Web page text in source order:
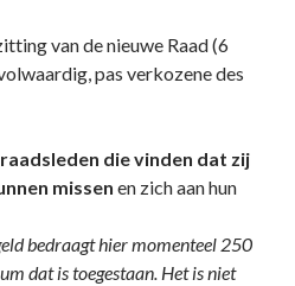
van de nieuwe Raad (6
pas verkozene des
die vinden dat zij
missen en zich aan hun
bedraagt hier momenteel 250
dat is toegestaan. Het is niet